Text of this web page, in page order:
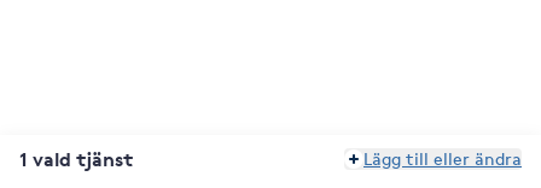
1 vald tjänst Lägg till eller ändra